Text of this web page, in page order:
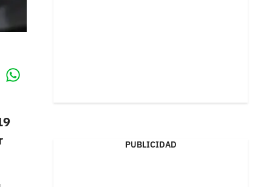
PUBLICIDAD